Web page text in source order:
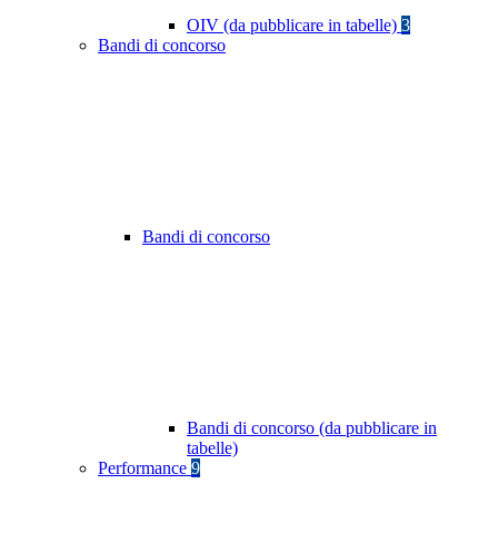
OIV (da pubblicare in tabelle) 3
Bandi di concorso
Bandi di concorso
Bandi di concorso (da pubblicare in
tabelle)
Performance 9